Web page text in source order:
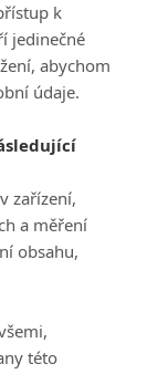
PŘIHLÁSIT
REGISTROVAT
nám na e-mail
|Pravidla webu
k
jedinečné
abychom
údaje.
zařízení,
a měření
obsahu,
této